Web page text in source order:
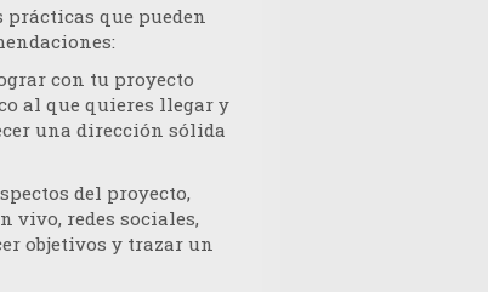
que pueden
con tu proyecto
al que quieres llegar y
una dirección sólida
del proyecto,
vivo, redes sociales,
objetivos y trazar un